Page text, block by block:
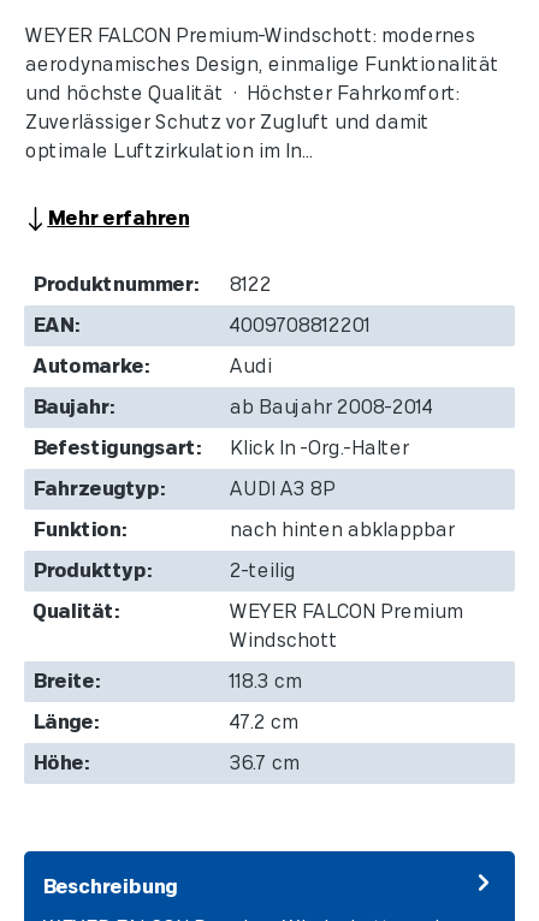
WEYER FALCON Premium-Windschott: modernes
aerodynamisches Design, einmalige Funktionalität
und höchste Qualität • Höchster Fahrkomfort:
Zuverlässiger Schutz vor Zugluft und damit
optimale Luftzirkulation im In...
Mehr erfahren
Produktnummer: 8122
EAN: 4009708812201
Automarke: Audi
Baujahr: ab Baujahr 2008-2014
Befestigungsart: Klick In -Org.-Halter
Fahrzeugtyp: AUDI A3 8P
Funktion: nach hinten abklappbar
Produkttyp: 2-teilig
Qualität:
WEYER FALCON Premium
Windschott
Breite: 118.3 cm
Länge: 47.2 cm
Höhe: 36.7 cm
Beschreibung